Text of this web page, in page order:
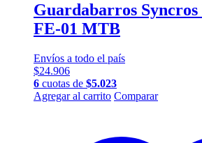
Guardabarros
FE-01 MTB
Envíos a todo el país
$24.906
6 cuotas de $5.023
Agregar al carrito Comparar